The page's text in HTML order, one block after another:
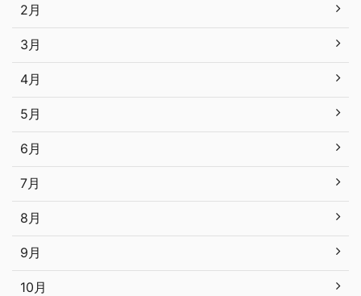
2月
3月
4月
5月
6月
7月
8月
9月
10月